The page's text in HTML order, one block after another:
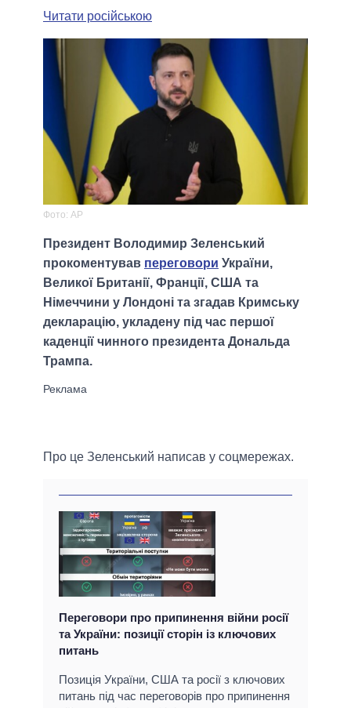
Читати російською
Фото: AP
Президент Володимир Зеленський
прокоментував переговори України,
Великої Британії, Франції, США та
Німеччини у Лондоні та згадав Кримську
декларацiю, укладену під час першої
каденції чинного президента Дональда
Трампа.
Про це Зеленський написав у соцмережах.
Переговори про припинення війни росії
та України: позиції сторін із ключових
питань
Позиція України, США та росії з ключових
питань під час переговорів про припинення